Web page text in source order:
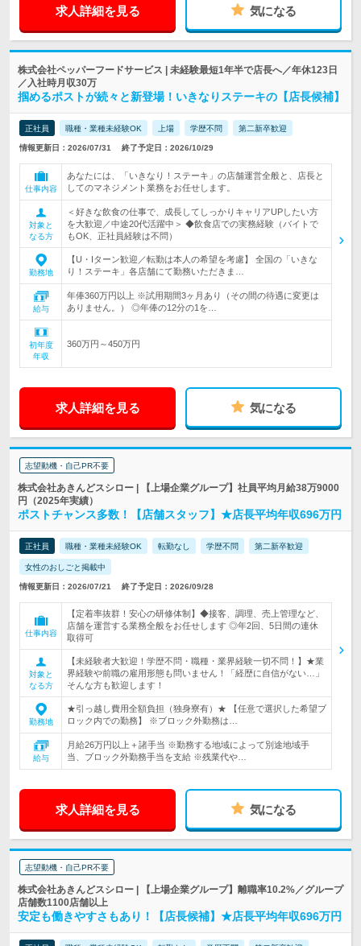
求人詳細を見る 気になる
株式会社ペッパーフードサービス | 未経験最短1年半で店長へ／年休123日
／入社時月収30万
掴めるポストが続々と新登場！いきなりステーキの【店長候補】
正社員 職種・業種未経験OK 上場 学歴不問 第二新卒歓迎
情報更新日：2026/07/31 終了予定日：2026/10/29
仕事内容
あなたには、「いきなり！ステーキ」の店舗運営全般と、店長と
してのマネジメント業務をお任せします。
対象と
なる方
＜好きな飲食の仕事で、成長してしっかりキャリアUPしたい方
を大歓迎／中途20代活躍中＞ ◆飲食店での実務経験（バイトで
もOK、正社員経験は不問）
勤務地
【U・Iターン歓迎／転勤は本人の希望を考慮】 全国の「いきな
り！ステーキ」各店舗にて勤務いただきま…
給与
年俸360万円以上 ※試用期間3ヶ月あり（その間の待遇に変更は
ありません。） ◎年俸の12分の1を…
初年度
年収
360万円～450万円
求人詳細を見る 気になる
志望動機・自己PR不要
株式会社あきんどスシロー | 【上場企業グループ】社員平均月給38万9000
円（2025年実績）
ポストチャンス多数！【店舗スタッフ】★店長平均年収696万円
正社員 職種・業種未経験OK 転勤なし 学歴不問 第二新卒歓迎
女性のおしごと掲載中
情報更新日：2026/07/21 終了予定日：2026/09/28
仕事内容
【定着率抜群！安心の研修体制】◆接客、調理、売上管理など、
店舗を運営する業務全般をお任せします ◎年2回、5日間の連休
取得可
対象と
なる方
【未経験者大歓迎！学歴不問・職種・業界経験一切不問！】★業
界経験や前職の雇用形態も問いません！「経歴に自信がない…」
そんな方も歓迎します！
勤務地
★引っ越し費用全額負担（独身寮有）★ 【任意で選択した希望ブ
ロック内での勤務】 ※ブロック外勤務は…
給与
月給26万円以上＋諸手当 ※勤務する地域によって別途地域手
当、ブロック外勤務手当を支給 ※残業代や…
求人詳細を見る 気になる
志望動機・自己PR不要
株式会社あきんどスシロー | 【上場企業グループ】離職率10.2%／グループ
店舗数1100店舗以上
安定も働きやすさもあり！【店長候補】★店長平均年収696万円